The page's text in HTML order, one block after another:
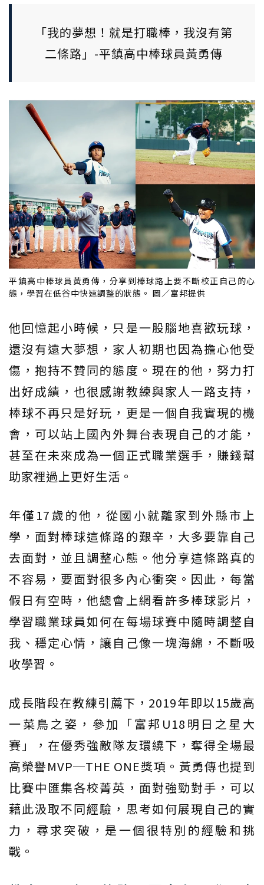
「我的夢想！就是打職棒，我沒有第
二條路」-平鎮高中棒球員黃勇傳
平鎮高中棒球員黃勇傳，分享到棒球路上要不斷校正自己的心
態，學習在低谷中快速調整的狀態。 圖／富邦提供
他回憶起小時候，只是一股腦地喜歡玩球，
還沒有遠大夢想，家人初期也因為擔心他受
傷，抱持不贊同的態度。現在的他，努力打
出好成績，也很感謝教練與家人一路支持，
棒球不再只是好玩，更是一個自我實現的機
會，可以站上國內外舞台表現自己的才能，
甚至在未來成為一個正式職業選手，賺錢幫
助家裡過上更好生活。
年僅17歲的他，從國小就離家到外縣市上
學，面對棒球這條路的艱辛，大多要靠自己
去面對，並且調整心態。他分享這條路真的
不容易，要面對很多內心衝突。因此，每當
假日有空時，他總會上網看許多棒球影片，
學習職業球員如何在每場球賽中隨時調整自
我、穩定心情，讓自己像一塊海綿，不斷吸
收學習。
成長階段在教練引薦下，2019年即以15歲高
一菜鳥之姿，參加「富邦U18明日之星大
賽」，在優秀強敵隊友環繞下，奪得全場最
高榮譽MVP─THE ONE獎項。黃勇傳也提到
比賽中匯集各校菁英，面對強勁對手，可以
藉此汲取不同經驗，思考如何展現自己的實
力，尋求突破，是一個很特別的經驗和挑
戰。